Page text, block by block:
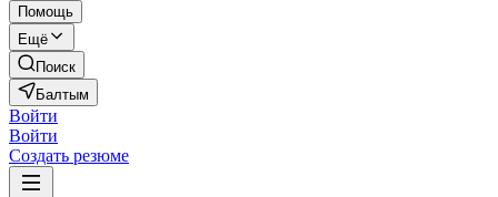
Помощь
Ещё
Поиск
Балтым
Войти
Войти
Создать резюме